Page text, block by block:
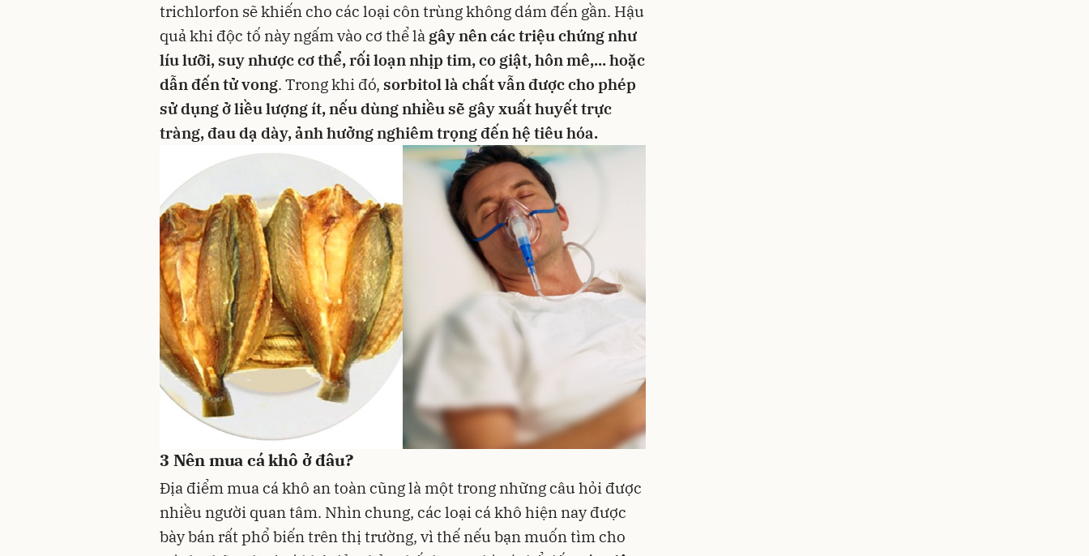
trichlorfon sẽ khiến cho các loại côn trùng không dám đến gần. Hậu
quả khi độc tố này ngấm vào cơ thể là gây nên các triệu chứng như
líu lưỡi, suy nhược cơ thể, rối loạn nhịp tim, co giật, hôn mê,... hoặc
dẫn đến tử vong. Trong khi đó, sorbitol là chất vẫn được cho phép
sử dụng ở liều lượng ít, nếu dùng nhiều sẽ gây xuất huyết trực
tràng, đau dạ dày, ảnh hưởng nghiêm trọng đến hệ tiêu hóa.
3 Nên mua cá khô ở đâu?
Địa điểm mua cá khô an toàn cũng là một trong những câu hỏi được
nhiều người quan tâm. Nhìn chung, các loại cá khô hiện nay được
bày bán rất phổ biến trên thị trường, vì thế nếu bạn muốn tìm cho